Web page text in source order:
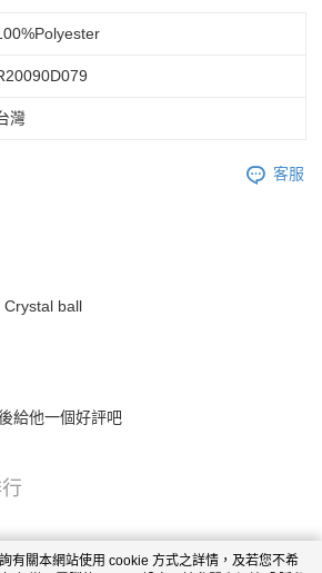
灣
客服
Crystal ball
給他一個好評吧
有關本網站使用 cookie 方式之詳情，及若您不希